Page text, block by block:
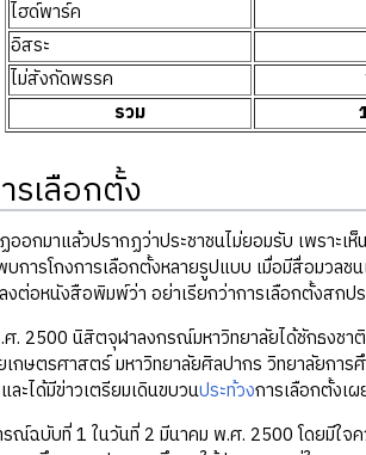
ไฮด์พาร์ค
อิสระ
ไม่สังกัดพรรค
รวม
รเลือกตั้ง
ออกมาแล้วปรากฏว่าประชาชนไม่ยอมรับ เพราะ
การโกงการเลือกตั้งหลายรูปแบบ เมื่อมีสื่อมวล
ต่อหนังสือพิมพ์ว่า อย่าเรียกว่าการเลือกตั้งสกปร
. 2500 นิสิตจุฬาลงกรณ์มหาวิทยาลัยได้ชักธงช
กษตรศาสตร์ มหาวิทยาลัยศิลปากร วิทยาลัยการ
ะได้มีข่าวเตรียมเดินขบวนประท้วงการเลือกตั้งเ
ณ์ฉบับที่ 1 ในวันที่ 2 มีนาคม พ.ศ. 2500 โดยมีใ